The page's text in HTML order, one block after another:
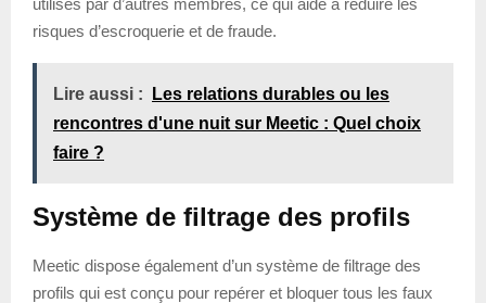
risques d’escroquerie et de fraude.
Lire aussi :
Les relations durables ou les
rencontres d'une nuit sur Meetic : Quel choix
faire ?
Système de filtrage des profils
Meetic dispose également d’un système de filtrage des
profils qui est conçu pour repérer et bloquer tous les faux